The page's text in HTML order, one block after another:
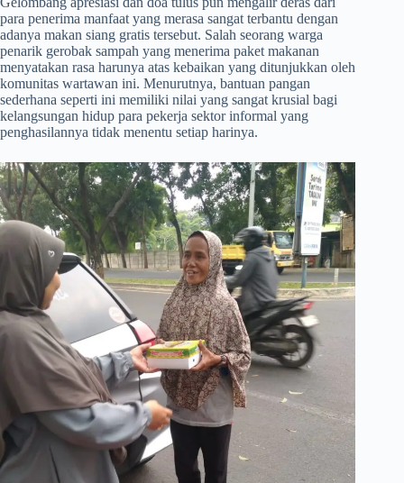
para penerima manfaat yang merasa sangat terbantu dengan
adanya makan siang gratis tersebut. Salah seorang warga
penarik gerobak sampah yang menerima paket makanan
menyatakan rasa harunya atas kebaikan yang ditunjukkan oleh
komunitas wartawan ini. Menurutnya, bantuan pangan
sederhana seperti ini memiliki nilai yang sangat krusial bagi
kelangsungan hidup para pekerja sektor informal yang
penghasilannya tidak menentu setiap harinya.